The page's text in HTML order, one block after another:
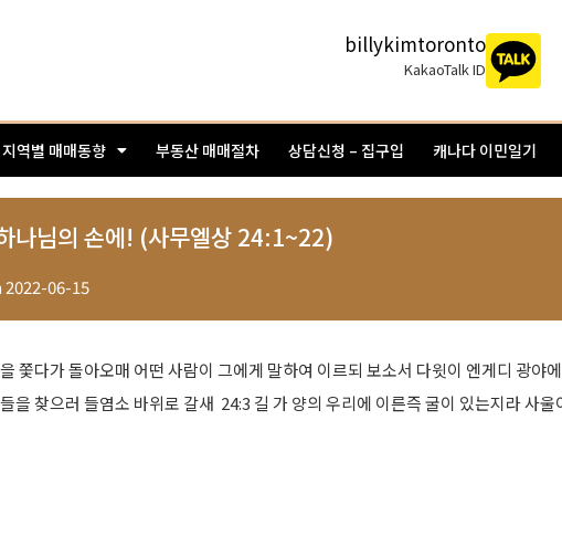
billykimtoronto
KakaoTalk ID
지역별 매매동향 부동산 매매절차 상담신청 – 집구입 캐나다 이민일기
나님의 손에! (사무엘상 24:1~22)
2022-06-15
쫓다가 돌아오매 어떤 사람이 그에게 말하여 이르되 보소서 다윗이 엔게디 광야
을 찾으러 들염소 바위로 갈새 ​ 24:3 길 가 양의 우리에 이른즉 굴이 있는지라 사